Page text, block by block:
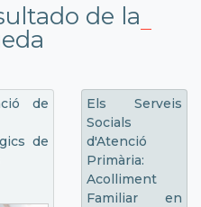
de la
de
de
Els Serveis
Socials
d'Atenció
Primària:
Acolliment
Familiar en